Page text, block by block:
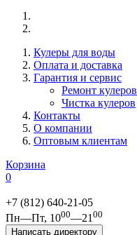
Кулеры для воды
Оплата и доставка
Гарантия и сервис
Ремонт кулеров
Чистка кулеров
Контакты
О компании
Оптовым клиентам
Корзина
0
+7 (812) 640-21-05
Пн—Пт, 1000—21 00
Написать директору